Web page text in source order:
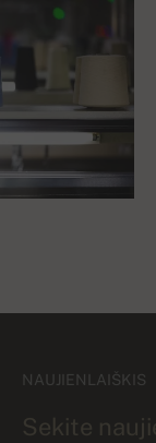
NAUJIENLAIŠKIS
Sekite